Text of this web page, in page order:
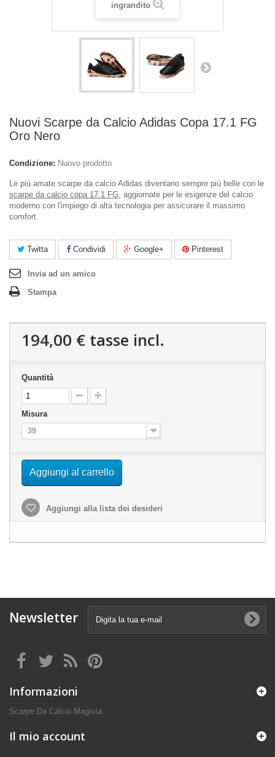
ingrandito
Nuovi Scarpe da Calcio Adidas Copa 17.1 FG
Oro Nero
Condizione: Nuovo prodotto
Le più amate scarpe da calcio Adidas diventano sempre più belle con le
scarpe da calcio copa 17.1 FG, aggiornate per le esigenze del calcio
moderno con l'impiego di alta tecnologia per assicurare il massimo
comfort.
Twitta Condividi Google+ Pinterest
Invia ad un amico
Stampa
194,00 € tasse incl.
Quantità
Misura
39
Aggiungi al carrello
Aggiungi alla lista dei desideri
Newsletter
Informazioni
Scarpe Da Calcio Magista
Il mio account